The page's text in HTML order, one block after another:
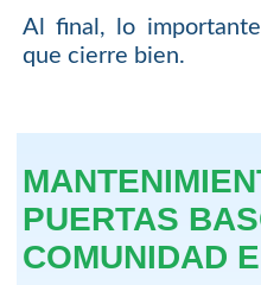
Al final, lo
que cierre bien.
PUERTAS
COMUNIDAD